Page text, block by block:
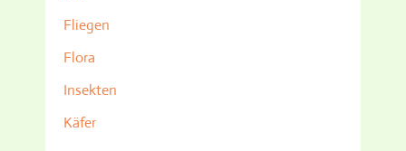
Fliegen
Flora
Insekten
Käfer